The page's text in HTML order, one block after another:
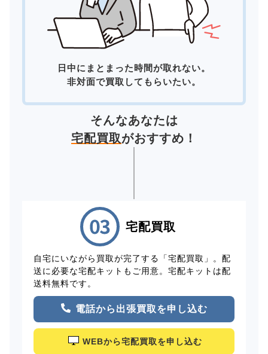
日中にまとまった時間が取れない。
非対面で買取してもらいたい。
そんなあなたは
宅配買取がおすすめ！
宅配買取
自宅にいながら買取が完了する「宅配買取」。配
送に必要な宅配キットもご用意。宅配キットは配
送料無料です。
電話から出張買取を申し込む
WEBから宅配買取を申し込む